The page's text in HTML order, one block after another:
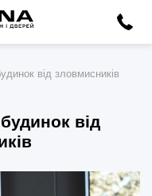
від зловмисників
від